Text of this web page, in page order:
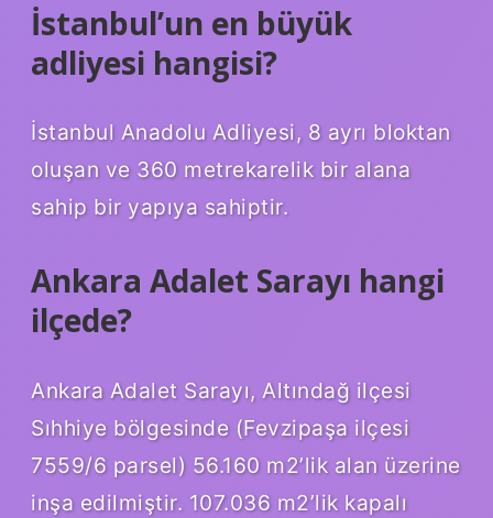
İstanbul’un en büyük
adliyesi hangisi?
İstanbul Anadolu Adliyesi, 8 ayrı bloktan
oluşan ve 360 ​​metrekarelik bir alana
sahip bir yapıya sahiptir.
Ankara Adalet Sarayı hangi
ilçede?
Ankara Adalet Sarayı, Altındağ ilçesi
Sıhhiye bölgesinde (Fevzipaşa ilçesi
7559/6 parsel) 56.160 m2’lik alan üzerine
inşa edilmiştir. 107.036 m2’lik kapalı